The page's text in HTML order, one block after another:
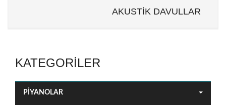
AKUSTİK DAVULLAR
KATEGORILER
PİYANOLAR